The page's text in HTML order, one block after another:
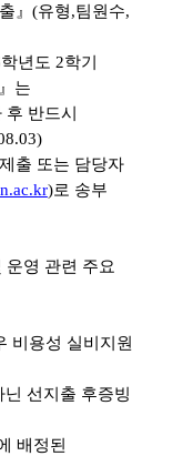
』 (유형,팀원수,
학년도 2학기
』 는
반드시
출 또는 담당자
)로 송부
운영 관련 주요
비용성 실비지원
선지출 후증빙
배정된